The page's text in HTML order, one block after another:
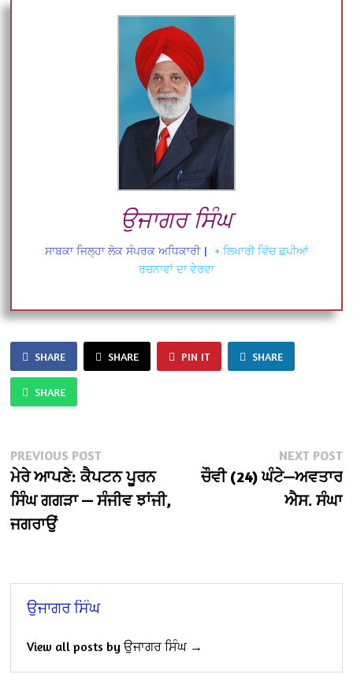
ਉਜਾਗਰ ਸਿੰਘ
ਸਾਬਕਾ ਜਿਲ੍ਹਾ ਲੋਕ ਸੰਪਰਕ ਅਧਿਕਾਰੀ |
+ ਲਿਖਾਰੀ ਵਿੱਚ ਛਪੀਆਂ
ਰਚਨਾਵਾਂ ਦਾ ਵੇਰਵਾ
SHARE SHARE PIN IT SHARE
SHARE
Post
navigation
PREVIOUS POSTPrevious
post:
ਮੇਰੇ ਆਪਣੇ: ਕੈਪਟਨ ਪੂਰਨ
ਸਿੰਘ ਗਗੜਾ — ਸੰਜੀਵ ਝਾਂਜੀ,
ਜਗਰਾਉਂ
NEXT POST
ਚੌਵੀ (24) ਘੰਟੇ—ਅਵਤਾਰ
ਐਸ. ਸੰਘਾ
ਉਜਾਗਰ ਸਿੰਘ
View all posts by ਉਜਾਗਰ ਸਿੰਘ →